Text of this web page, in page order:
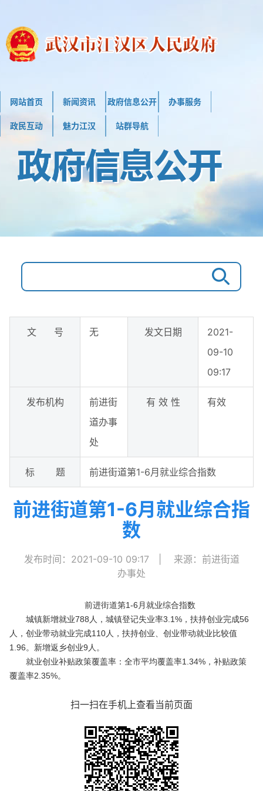
网站首页 新闻资讯 政府信息公开 办事服务
政民互动 魅力江汉 站群导航
文 号 无 发文日期
2021-
09-10
09:17
发布机构
前进街
道办事
处
有 效 性 有效
标 题 前进街道第1-6月就业综合指数
前进街道第1-6月就业综合指
数
发布时间：2021-09-10 09:17
来源：前进街道
办事处
前进街道第1-6 月就业综合指数
城镇新增就业788 人，城镇登记失业率3.1% ，扶持创业完成56
人，创业带动就业完成110人，扶持创业、创业带动就业比较值
1.96。新增返乡创业9 人。
就业创业补贴政策覆盖率 ：全市平均覆盖率1.34% ，补贴政策
覆盖率2.35%。
扫一扫在手机上查看当前页面